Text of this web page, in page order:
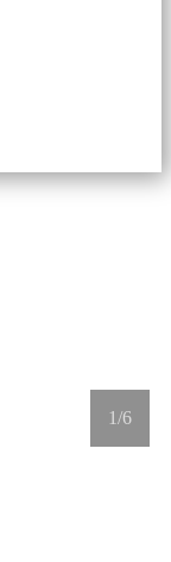
1/6